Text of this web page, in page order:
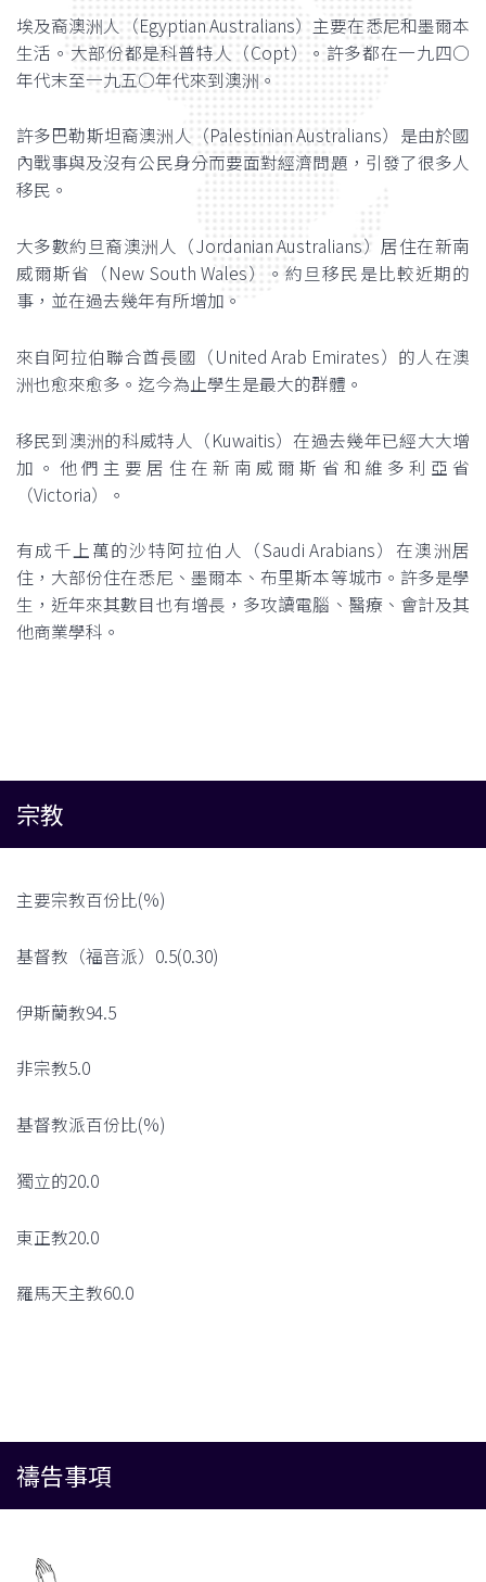
埃及裔澳洲人（Egyptian Australians）主要在悉尼和墨爾本
生活。大部份都是科普特人（Copt）。許多都在一九四○
年代末至一九五○年代來到澳洲。
許多巴勒斯坦裔澳洲人（Palestinian Australians）是由於國
內戰事與及沒有公民身分而要面對經濟問題，引發了很多人
移民。
大多數約旦裔澳洲人（Jordanian Australians）居住在新南
威爾斯省（New South Wales）。約旦移民是比較近期的
事，並在過去幾年有所增加。
來自阿拉伯聯合酋長國（United Arab Emirates）的人在澳
洲也愈來愈多。迄今為止學生是最大的群體。
移民到澳洲的科威特人（Kuwaitis）在過去幾年已經大大增
加。他們主要居住在新南威爾斯省和維多利亞省
（Victoria）。
有成千上萬的沙特阿拉伯人（Saudi Arabians）在澳洲居
住，大部份住在悉尼、墨爾本、布里斯本等城市。許多是學
生，近年來其數目也有增長，多攻讀電腦、醫療、會計及其
他商業學科。
宗教
主要宗教百份比(%)
基督教（福音派）0.5(0.30)
伊斯蘭教94.5
非宗教5.0
基督教派百份比(%)
獨立的20.0
東正教20.0
羅馬天主教60.0
禱告事項